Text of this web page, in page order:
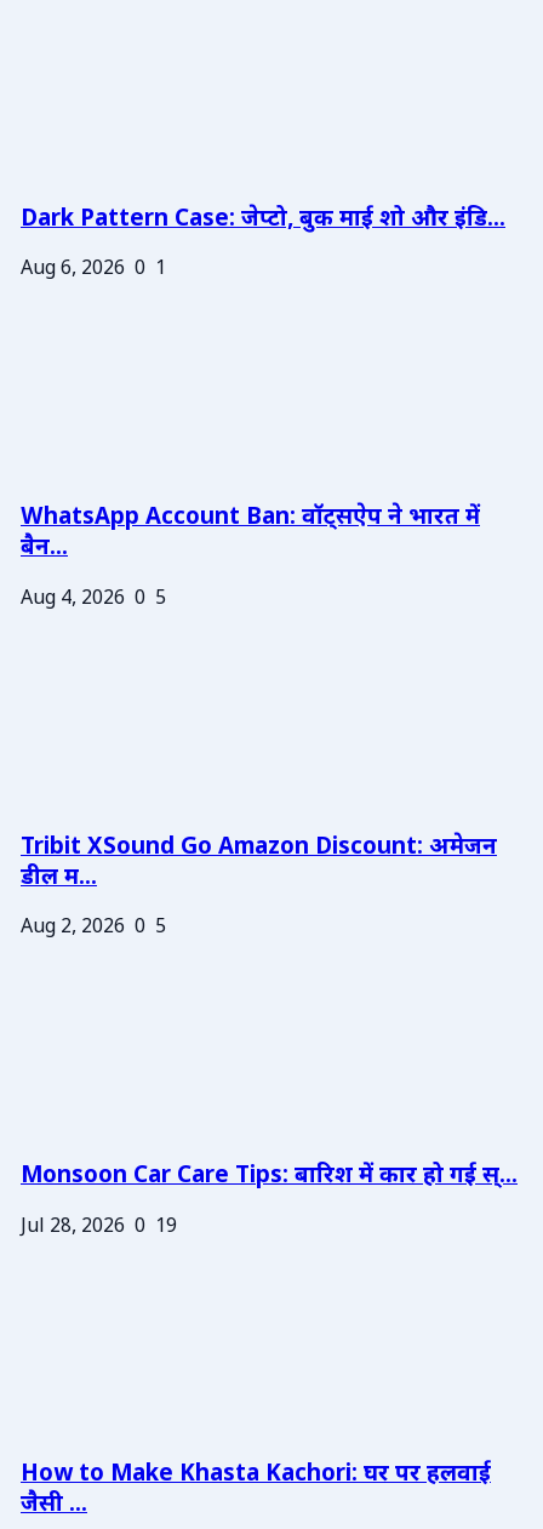
Dark Pattern Case: जेप्टो, बुक माई शो और इंडि...
Aug 6, 2026 0 1
WhatsApp Account Ban: वॉट्सऐप ने भारत में
बैन...
Aug 4, 2026 0 5
Tribit XSound Go Amazon Discount: अमेजन
डील म...
Aug 2, 2026 0 5
Monsoon Car Care Tips: बारिश में कार हो गई स्...
Jul 28, 2026 0 19
How to Make Khasta Kachori: घर पर हलवाई
जैसी ...